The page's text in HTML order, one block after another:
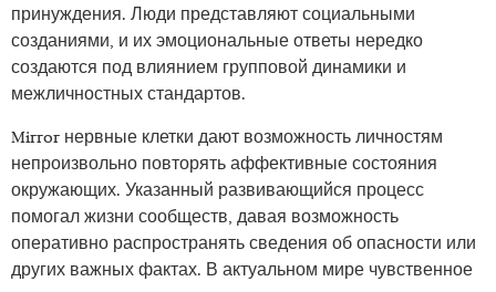
принуждения. Люди представляют социальными
созданиями, и их эмоциональные ответы нередко
создаются под влиянием групповой динамики и
межличностных стандартов.
Mirror нервные клетки дают возможность личностям
непроизвольно повторять аффективные состояния
окружающих. Указанный развивающийся процесс
помогал жизни сообществ, давая возможность
оперативно распространять сведения об опасности или
других важных фактах. В актуальном мире чувственное